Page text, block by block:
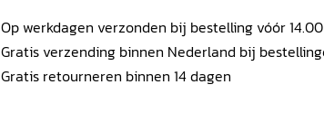
Op werkdagen verzonden bij bestelling vóór 14.00
Gratis verzending binnen Nederland bij
Gratis retourneren binnen 14 dagen